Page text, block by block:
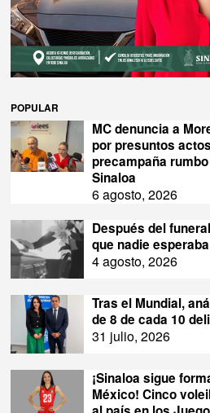
POPULAR
MC denuncia a
por presuntos
precampaña
Sinaloa
6 agosto, 2026
Después del
que nadie esperaba
4 agosto, 2026
Tras el Mundial,
de 8 de cada 10
31 julio, 2026
¡Sinaloa sigue
México! Cinco